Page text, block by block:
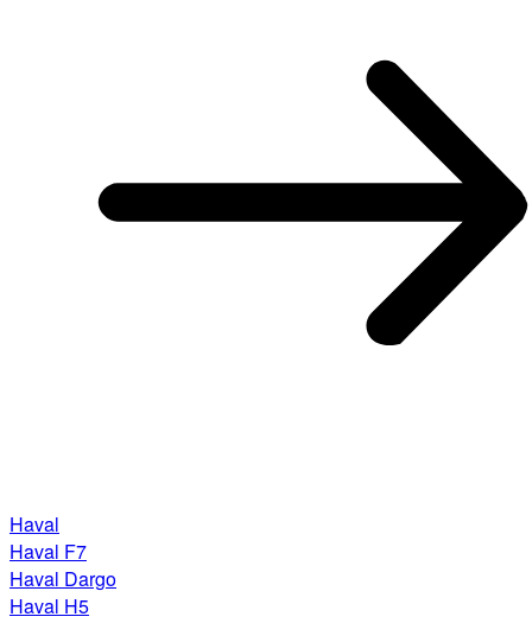
Haval
Haval F7
Haval Dargo
Haval H5